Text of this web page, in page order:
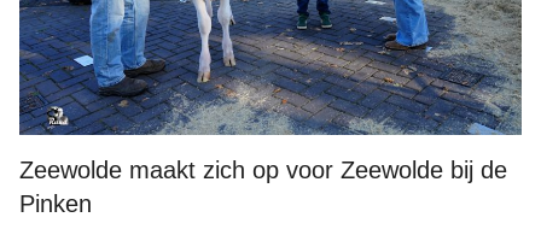
Zeewolde maakt zich op voor Zeewolde bij de
Pinken